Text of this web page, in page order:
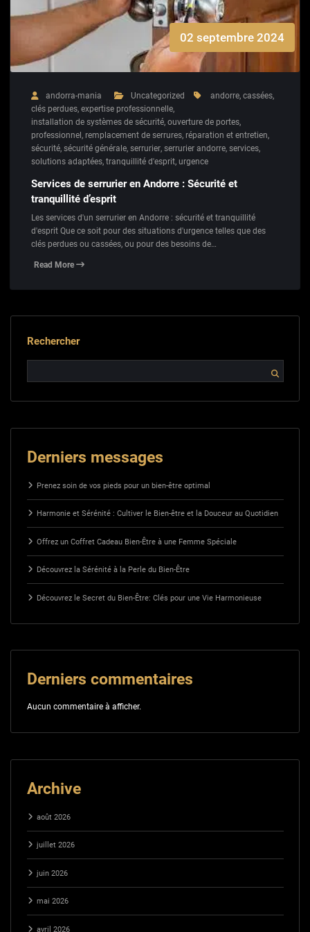
02 septembre 2024
andorra-mania Uncategorized andorre, cassées,
clés perdues, expertise professionnelle,
installation de systèmes de sécurité, ouverture de portes,
professionnel , remplacement de serrures, réparation et entretien,
sécurité, sécurité générale, serrurier, serrurier andorre, services,
solutions adaptées, tranquillité d'esprit, urgence
Services de serrurier en Andorre : Sécurité et
tranquillité d’esprit
Les services d'un serrurier en Andorre : sécurité et tranquillité
d'esprit Que ce soit pour des situations d'urgence telles que des
clés perdues ou cassées, ou pour des besoins de…
Read More
Rechercher
Derniers messages
Prenez soin de vos pieds pour un bien-être optimal
Harmonie et Sérénité : Cultiver le Bien-être et la Douceur au Quotidien
Offrez un Coffret Cadeau Bien-Être à une Femme Spéciale
Découvrez la Sérénité à la Perle du Bien-Être
Découvrez le Secret du Bien-Être: Clés pour une Vie Harmonieuse
Derniers commentaires
Aucun commentaire à afficher.
Archive
août 2026
juillet 2026
juin 2026
mai 2026
avril 2026